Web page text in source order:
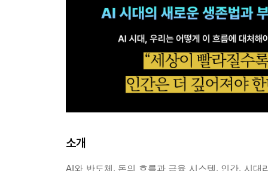
소개
AI와 반도체, 돈의 흐름과 금융 시스템, 인간, 시